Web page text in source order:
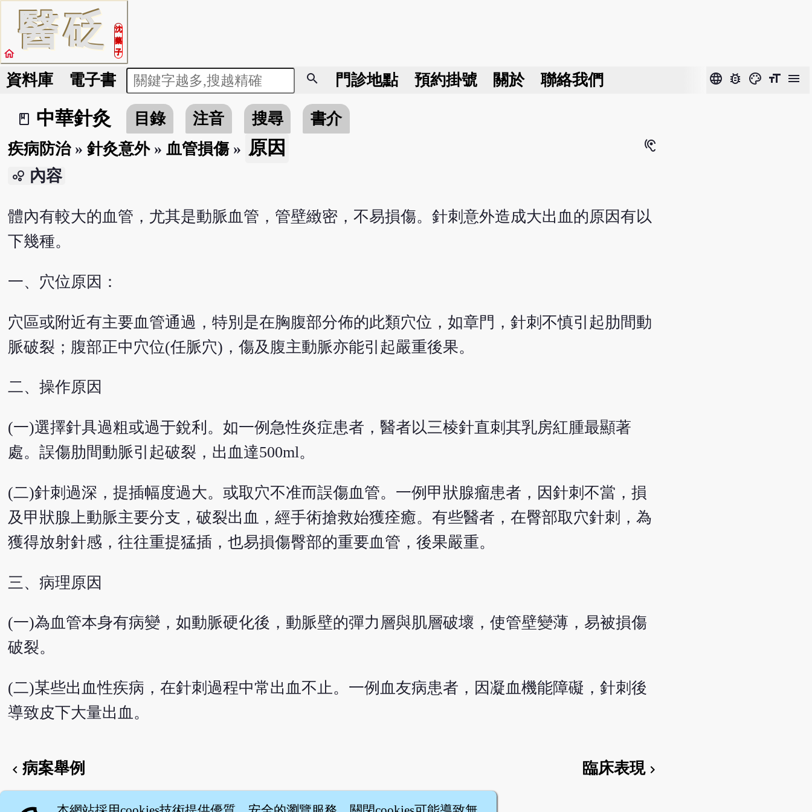
醫砭
沈
藥
子
home
資料庫 電子書 search 門診地點 預約掛號 關於 聯絡我們 language bug_report color_lens format_size menu
book_2
中華針灸 目錄 注音 搜尋
書介
疾病防治» 針灸意外» 血管損傷» 原因 hearing
bubble_chart 內容
體內有較大的血管，尤其是動脈血管，管壁緻密，不易損傷。針刺意外造成大出血的原因有以
下幾種。
一、穴位原因：
穴區或附近有主要血管通過，特別是在胸腹部分佈的此類穴位，如章門，針刺不慎引起肋間動
脈破裂；腹部正中穴位(任脈穴)，傷及腹主動脈亦能引起嚴重後果。
二、操作原因
(一)選擇針具過粗或過于銳利。如一例急性炎症患者，醫者以三棱針直刺其乳房紅腫最顯著
處。誤傷肋間動脈引起破裂，出血達500ml。
(二)針刺過深，提插幅度過大。或取穴不准而誤傷血管。一例甲狀腺瘤患者，因針刺不當，損
及甲狀腺上動脈主要分支，破裂出血，經手術搶救始獲痊癒。有些醫者，在臀部取穴針刺，為
獲得放射針感，往往重提猛插，也易損傷臀部的重要血管，後果嚴重。
三、病理原因
(一)為血管本身有病變，如動脈硬化後，動脈壁的彈力層與肌層破壞，使管壁變薄，易被損傷
破裂。
(二)某些出血性疾病，在針刺過程中常出血不止。一例血友病患者，因凝血機能障礙，針刺後
導致皮下大量出血。
chevron_left 病案舉例 臨床表現chevron_right